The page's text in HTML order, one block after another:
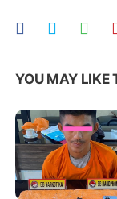
YOU MAY LIKE